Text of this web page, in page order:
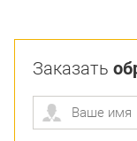
строки при
Сайт наполнен
информацией. Вам
Заказать